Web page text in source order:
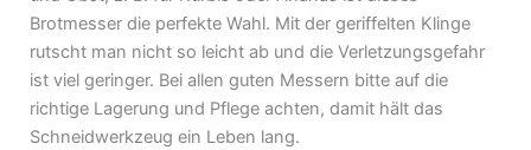
Brotmesser die perfekte Wahl. Mit der geriffelten Klinge
rutscht man nicht so leicht ab und die Verletzungsgefahr
ist viel geringer. Bei allen guten Messern bitte auf die
richtige Lagerung und Pflege achten, damit hält das
Schneidwerkzeug ein Leben lang.